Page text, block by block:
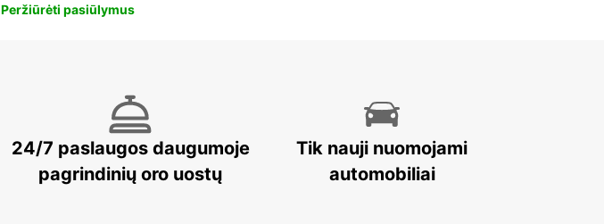
Peržiūrėti pasiūlymus
24/7 paslaugos daugumoje
pagrindinių oro uostų
Tik nauji nuomojami
automobiliai